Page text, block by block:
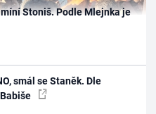
Stoniš. Podle Mlejnka je
smál se Staněk. Dle